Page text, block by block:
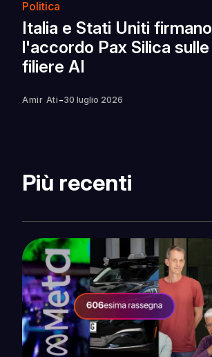
Politica
Italia e Stati Uniti firmano
l'accordo Pax Silica sulle
filiere AI
Amir Ati -30 luglio 2026
Più recenti